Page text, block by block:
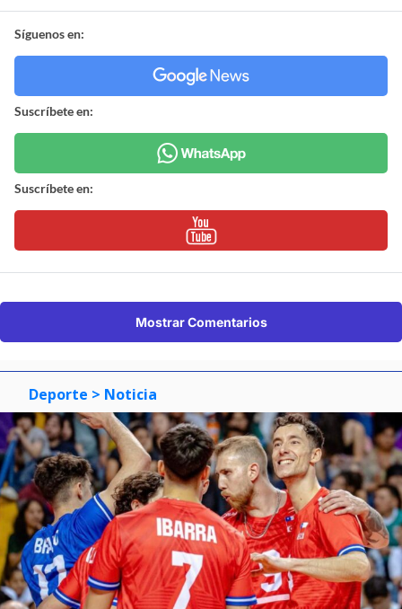
Síguenos en:
Suscríbete en:
Suscríbete en:
Mostrar Comentarios
Deporte > Noticia